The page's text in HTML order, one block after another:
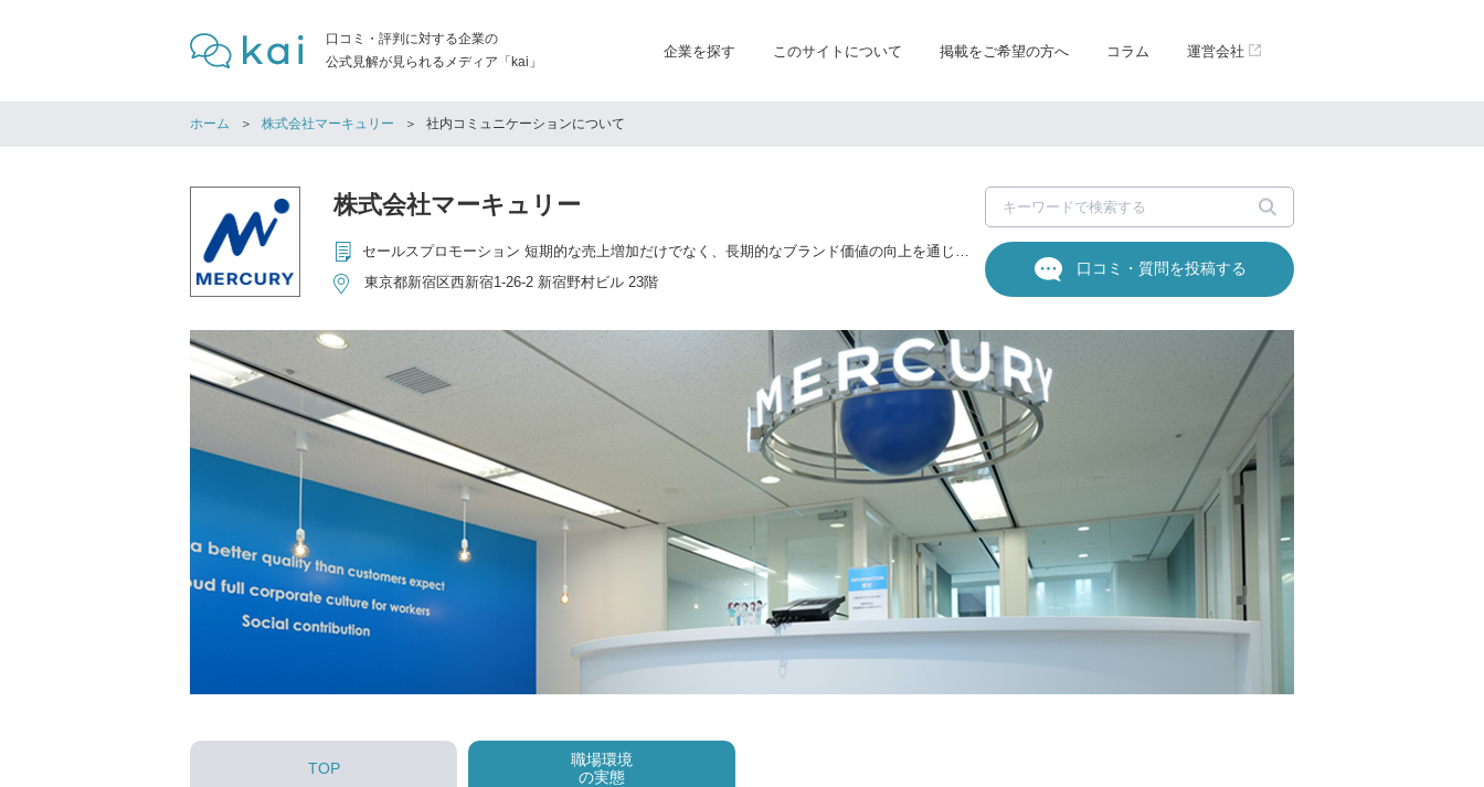
口コミ・評判に対する企業の
公式見解が見られるメディア「kai」
企業を探す このサイトについて 掲載をご希望の方へ コラム 運営会社
ホーム 株式会社マーキュリー 社内コミュニケーションについて
株式会社マーキュリー
セールスプロモーション 短期的な売上増加だけでなく、長期的なブランド価値の向上を通じて、新規顧客の獲得や顧客ロイヤルティの向上をサポートします。 エデュケーション 専門学校や日本語教育を通じて個人やコミュニティの発展に寄与し、未来の価値ある人材を育てます。 エンターテインメント 大人から子供まで、夢と冒険を追求する人々に驚きと感動の体験を提供します。 キッズテーマパークや劇場など幅広く運営しています。 アウトソーシング 部分的な業務から中長期的なBPOまで、バックオフィス業務にとどまらないコンタクトセンターや多様な事務局など、用途に合わせたサポートを提供します。 通信制高等学校 学生それぞれが持つ個を大切にしたいという想いから、自由度の高い「通信制」に着目し、精華学園の分校として現在は北海道・新潟・東京（2校）・神奈川・千葉（2校）・沖縄に8校を運営。
東京都新宿区西新宿1-26-2 新宿野村ビル 23階
口コミ・質問を投稿する
TOP
職場環境
の実態